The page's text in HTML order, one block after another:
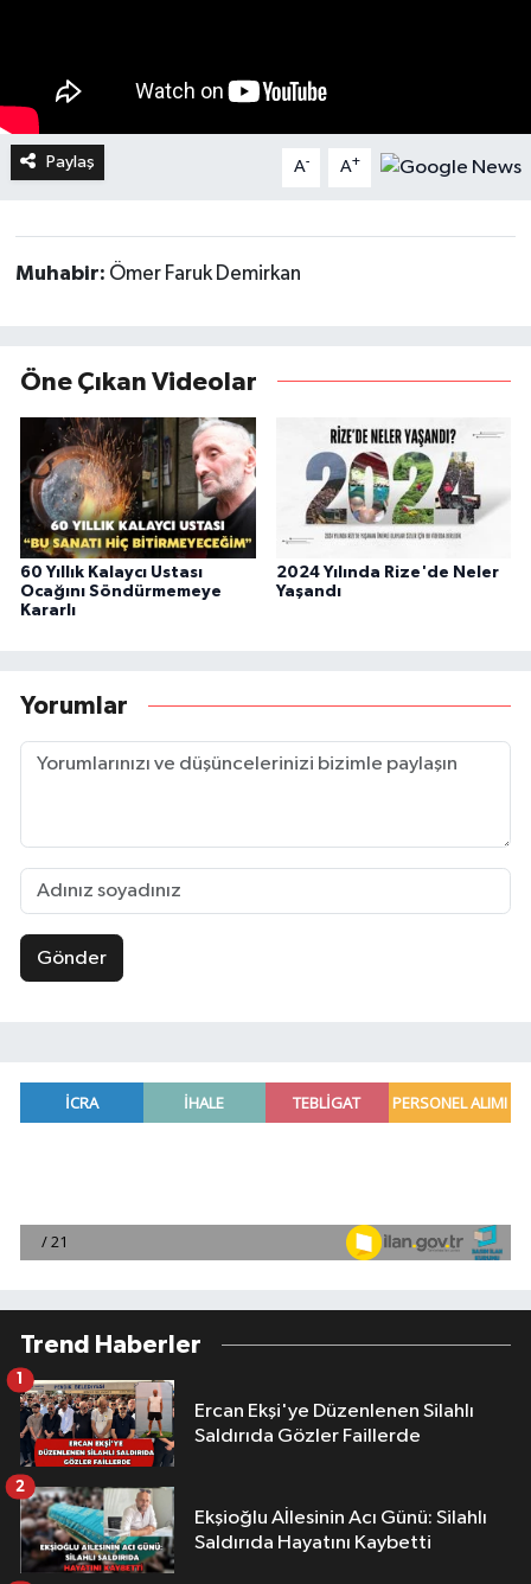
Paylaş A- A+
Muhabir: Ömer Faruk Demirkan
Öne Çıkan Videolar
60 Yıllık Kalaycı Ustası
Ocağını Söndürmemeye
Kararlı
2024 Yılında Rize'de Neler
Yaşandı
Yorumlar
Gönder
Trend Haberler
Ercan Ekşi'ye Düzenlenen Silahlı
Saldırıda Gözler Faillerde
1
Ekşioğlu Aİlesinin Acı Günü: Silahlı
Saldırıda Hayatını Kaybetti
2